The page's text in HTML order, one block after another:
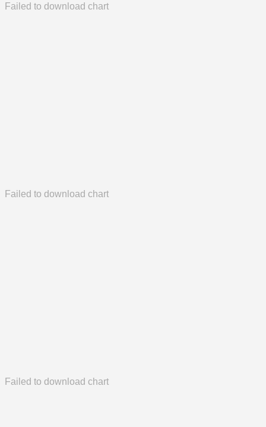
Failed to download chart
Failed to download chart
Failed to download chart